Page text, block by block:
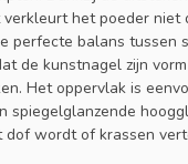
het poeder niet
perfecte balans tussen
de kunstnagel zijn
Het oppervlak is
spiegelglanzende
dof wordt of krassen